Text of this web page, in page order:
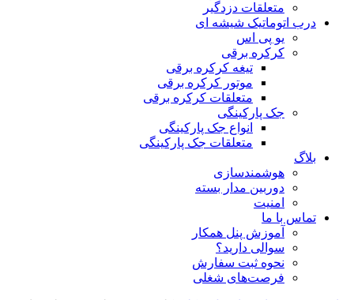
متعلقات دزدگیر
درب اتوماتیک شیشه ای
یو پی اس
کرکره برقی
تیغه کرکره برقی
موتور کرکره برقی
متعلقات کرکره برقی
جک پارکینگی
انواع جک پارکینگی
متعلقات جک پارکینگی
بلاگ
هوشمندسازی
دوربین مدار بسته
امنیت
تماس با ما
آموزش پنل همکار
سوالی دارید؟
نحوه ثبت سفارش
فرصت‌های شغلی